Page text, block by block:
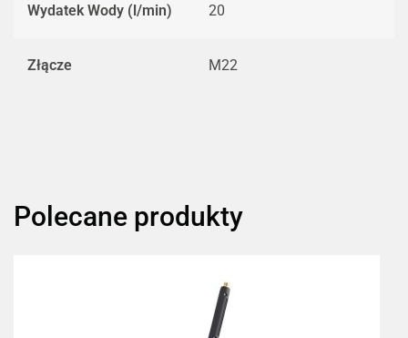
Wydatek Wody (l/min) 20
Złącze M22
Polecane produkty